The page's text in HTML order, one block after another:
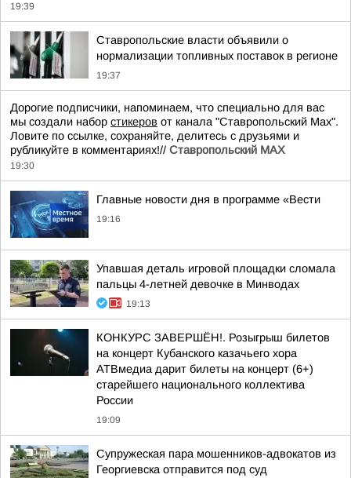
19:39
Ставропольские власти объявили о
нормализации топливных поставок в регионе
19:37
Дорогие подписчики, напоминаем, что специально для вас
мы создали набор стикеров от канала "Ставропольский Max".
Ловите по ссылке, сохраняйте, делитесь с друзьями и
рубликуйте в комментариях!// Ставропольский MAX
19:30
Главные новости дня в программе «Вести
19:16
Упавшая деталь игровой площадки сломала
пальцы 4-летней девочке в Минводах
19:13
КОНКУРС ЗАВЕРШЁН!. Розыгрыш билетов
на концерт Кубанского казачьего хора
АТВмедиа дарит билеты на концерт (6+)
старейшего национального коллектива
России
19:09
Супружеская пара мошенников-адвокатов из
Георгиевска отправится под суд